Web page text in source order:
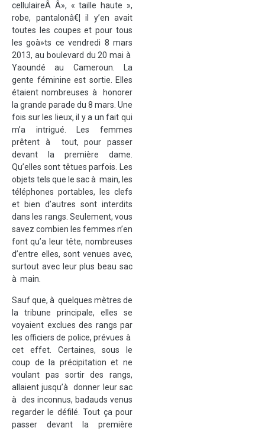
cellulaireÂ Â», « taille haute »,
robe, pantalonâ€¦ il y’en avait
toutes les coupes et pour tous
les goà»ts ce vendredi 8 mars
2013, au boulevard du 20 mai à
Yaoundé au Cameroun. La
gente féminine est sortie. Elles
étaient nombreuses à honorer
la grande parade du 8 mars. Une
fois sur les lieux, il y a un fait qui
m’a intrigué. Les femmes
prêtent à tout, pour passer
devant la première dame.
Qu’elles sont têtues parfois. Les
objets tels que le sac à main, les
téléphones portables, les clefs
et bien d’autres sont interdits
dans les rangs. Seulement, vous
savez combien les femmes n’en
font qu’a leur tête, nombreuses
d’entre elles, sont venues avec,
surtout avec leur plus beau sac
à main.
Sauf que, à quelques mètres de
la tribune principale, elles se
voyaient exclues des rangs par
les officiers de police, prévues à
cet effet. Certaines, sous le
coup de la précipitation et ne
voulant pas sortir des rangs,
allaient jusqu’à donner leur sac
à des inconnus, badauds venus
regarder le défilé. Tout ça pour
passer devant la première